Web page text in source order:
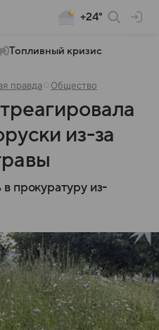
+24°
Топливный кризис
правда Общество
из-за
прокуратуру из-